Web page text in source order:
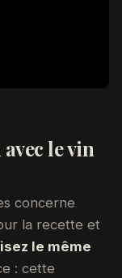
le vin
concerne
la recette et
le même
: cette